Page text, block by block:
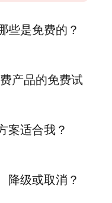
些是免费的？
产品的免费试
案适合我？
降级或取消？